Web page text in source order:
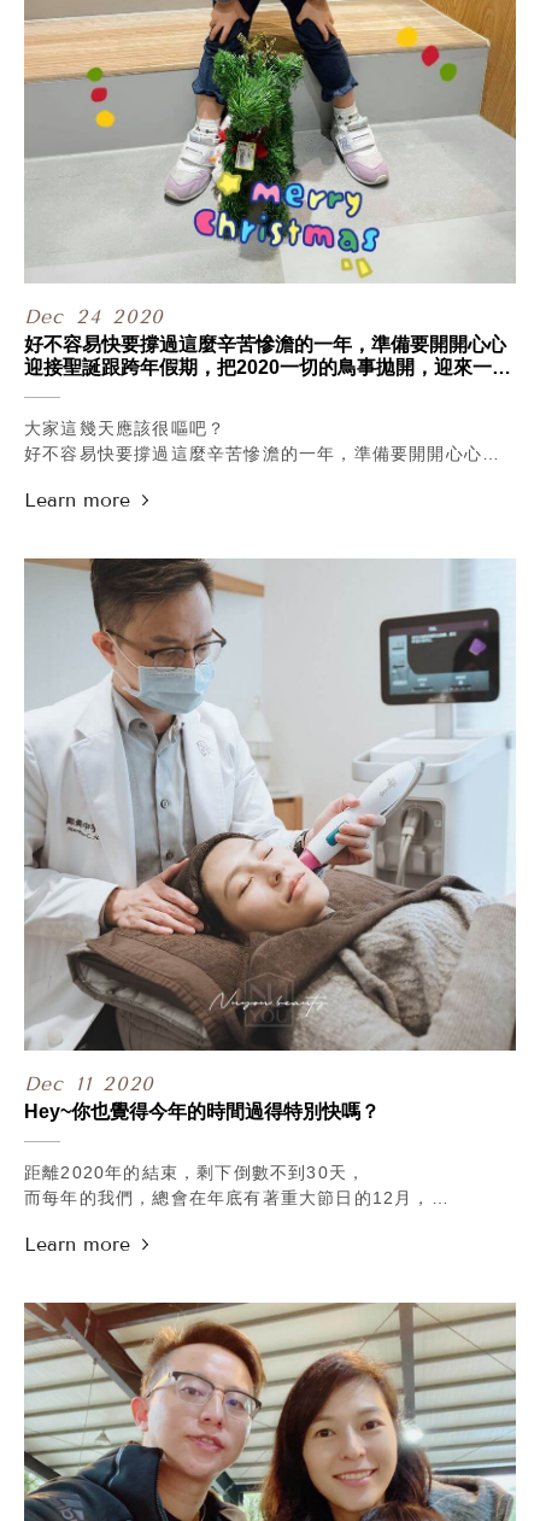
Dec 24 2020
好不容易快要撐過這麼辛苦慘澹的一年，準備要開開心心
迎接聖誕跟跨年假期，把2020一切的鳥事拋開，迎來一定
大家這幾天應該很嘔吧？
好不容易快要撐過這麼辛苦慘澹的一年，準備要開開心心迎
好的2021，但這幾天的疫情震撼彈，好像瞬間又把我們拉回
嘔嗎？當然很嘔啊！本來想跟家人朋友開心渡過的假期就這
樣泡湯了！緊張嗎？當然緊張啊！除了擔心社區感染防不勝
防之外，診所好不容易辛苦撐過了疫情這一年，接下來如果
疫情真的擴大，對診所的衝擊自己都不敢想像～😫😫
不過悲慘是比較級的，看看這一年下來那些倒閉的航空業、
飯店、餐廳，跟人流萎縮六七成以上的永康商圈，還有診所
鄰居再幾天就要關門的Ice Monster，再看看甯寓，覺得我們
還是幸運的，至少老天還一直眷顧我們到現在啊啊啊～～😅
😅
總之，未來再未知、再恐懼，當下還是最重要最珍貴的！好
好的跟家人好友聚聚，做好適當的防護措施，這幾天盡量不
要到人潮擁擠的地方，把時間留給真正重要的那些人。
你問我，那我最重要的人是誰呢？照片裡不就很清楚了
嗎？！🥰😊
#聖誕快樂
#MerryChristmas
#照片裡有亮點
#把握當下
Dec 11 2020
Hey~你也覺得今年的時間過得特別快嗎？
距離2020年的結束，剩下倒數不到30天，
而每年的我們，總會在年底有著重大節日的12月，
約美甲、換新髮型、藉由節慶犒賞自己買新衣...等，
.
這一兩個月以來，我們也收到了不少詢問，
現在預約療程是否還來得及呢？
但大家最擔心的，倒不是療程排不排得上，
而是做完後預期的效果，趕不趕得上派對時間~
.
前陣子有位女孩在諮詢電音波時，
就曾詢問說~~
如果短時間要看得見明顯的改變，